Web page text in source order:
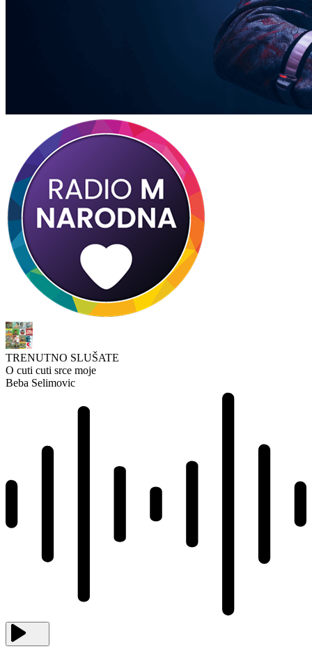
TRENUTNO SLUŠATE
O cuti cuti srce moje
Beba Selimovic